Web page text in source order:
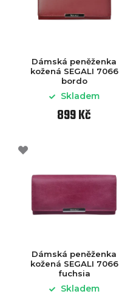
Dámská peněženka
kožená SEGALI 7066
bordo
Skladem
899 Kč
Dámská peněženka
kožená SEGALI 7066
fuchsia
Skladem